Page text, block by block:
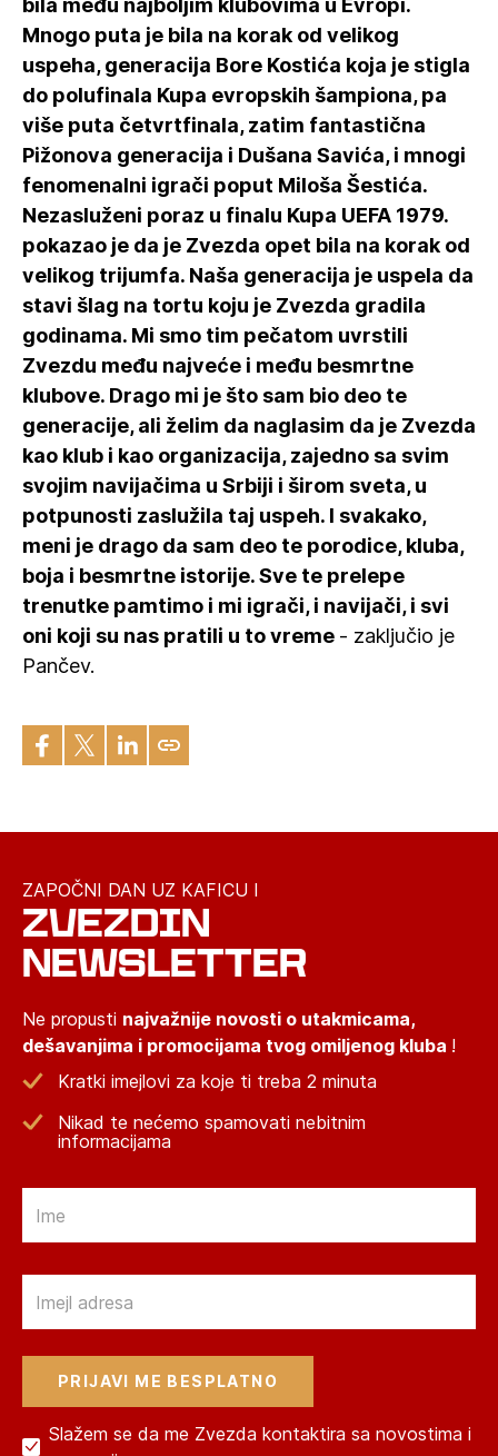
bila među najboljim klubovima u Evropi.
Mnogo puta je bila na korak od velikog
uspeha, generacija Bore Kostića koja je stigla
do polufinala Kupa evropskih šampiona, pa
više puta četvrtfinala, zatim fantastična
Pižonova generacija i Dušana Savića, i mnogi
fenomenalni igrači poput Miloša Šestića.
Nezasluženi poraz u finalu Kupa UEFA 1979.
pokazao je da je Zvezda opet bila na korak od
velikog trijumfa. Naša generacija je uspela da
stavi šlag na tortu koju je Zvezda gradila
godinama. Mi smo tim pečatom uvrstili
Zvezdu među najveće i među besmrtne
klubove. Drago mi je što sam bio deo te
generacije, ali želim da naglasim da je Zvezda
kao klub i kao organizacija, zajedno sa svim
svojim navijačima u Srbiji i širom sveta, u
potpunosti zaslužila taj uspeh. I svakako,
meni je drago da sam deo te porodice, kluba,
boja i besmrtne istorije. Sve te prelepe
trenutke pamtimo i mi igrači, i navijači, i svi
oni koji su nas pratili u to vreme - zaključio je
Pančev.
ZAPOČNI DAN UZ KAFICU I
ZVEZDIN
NEWSLETTER
Ne propusti najvažnije novosti o utakmicama,
dešavanjima i promocijama tvog omiljenog kluba !
Kratki imejlovi za koje ti treba 2 minuta
Nikad te nećemo spamovati nebitnim
informacijama
Slažem se da me Zvezda kontaktira sa novostima i